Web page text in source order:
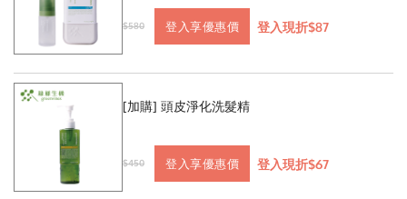
$580 登入享優惠價 登入現折$87
[加購] 頭皮淨化洗髮精
$450 登入享優惠價 登入現折$67